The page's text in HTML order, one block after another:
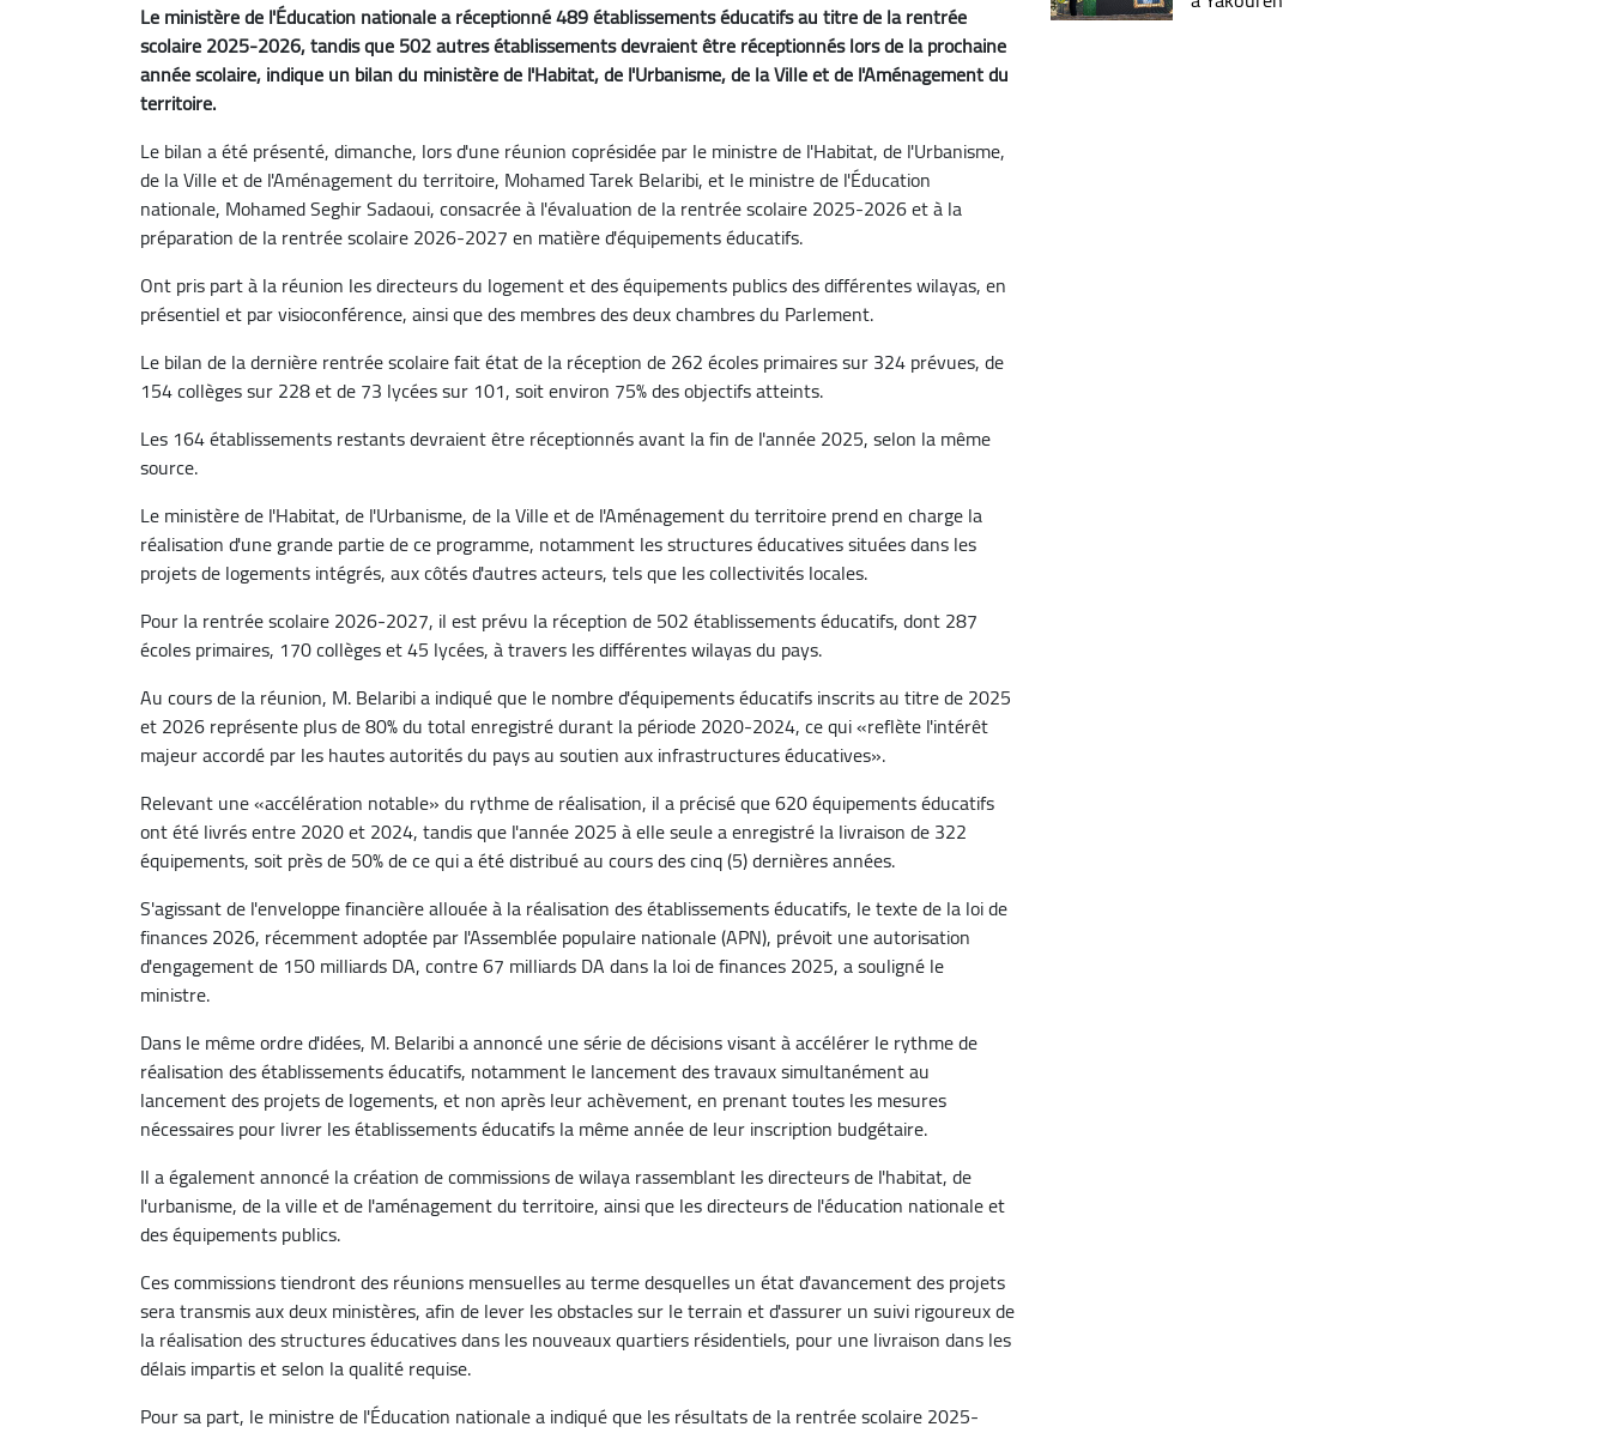
Le ministère de l'Éducation nationale a réceptionné 489 établissements éducatifs au titre de la rentrée
scolaire 2025-2026, tandis que 502 autres établissements devraient être réceptionnés lors de la prochaine
année scolaire, indique un bilan du ministère de l'Habitat, de l'Urbanisme, de la Ville et de l'Aménagement du
territoire.
Le bilan a été présenté, dimanche, lors d'une réunion coprésidée par le ministre de l'Habitat, de l'Urbanisme,
de la Ville et de l'Aménagement du territoire, Mohamed Tarek Belaribi, et le ministre de l'Éducation
nationale, Mohamed Seghir Sadaoui, consacrée à l'évaluation de la rentrée scolaire 2025-2026 et à la
préparation de la rentrée scolaire 2026-2027 en matière d'équipements éducatifs.
Ont pris part à la réunion les directeurs du logement et des équipements publics des différentes wilayas, en
présentiel et par visioconférence, ainsi que des membres des deux chambres du Parlement.
Le bilan de la dernière rentrée scolaire fait état de la réception de 262 écoles primaires sur 324 prévues, de
154 collèges sur 228 et de 73 lycées sur 101, soit environ 75% des objectifs atteints.
Les 164 établissements restants devraient être réceptionnés avant la fin de l'année 2025, selon la même
source.
Le ministère de l'Habitat, de l'Urbanisme, de la Ville et de l'Aménagement du territoire prend en charge la
réalisation d'une grande partie de ce programme, notamment les structures éducatives situées dans les
projets de logements intégrés, aux côtés d'autres acteurs, tels que les collectivités locales.
Pour la rentrée scolaire 2026-2027, il est prévu la réception de 502 établissements éducatifs, dont 287
écoles primaires, 170 collèges et 45 lycées, à travers les différentes wilayas du pays.
Au cours de la réunion, M. Belaribi a indiqué que le nombre d'équipements éducatifs inscrits au titre de 2025
et 2026 représente plus de 80% du total enregistré durant la période 2020-2024, ce qui «reflète l'intérêt
majeur accordé par les hautes autorités du pays au soutien aux infrastructures éducatives».
Relevant une «accélération notable» du rythme de réalisation, il a précisé que 620 équipements éducatifs
ont été livrés entre 2020 et 2024, tandis que l'année 2025 à elle seule a enregistré la livraison de 322
équipements, soit près de 50% de ce qui a été distribué au cours des cinq (5) dernières années.
S'agissant de l'enveloppe financière allouée à la réalisation des établissements éducatifs, le texte de la loi de
finances 2026, récemment adoptée par l'Assemblée populaire nationale (APN), prévoit une autorisation
d'engagement de 150 milliards DA, contre 67 milliards DA dans la loi de finances 2025, a souligné le
ministre.
Dans le même ordre d'idées, M. Belaribi a annoncé une série de décisions visant à accélérer le rythme de
réalisation des établissements éducatifs, notamment le lancement des travaux simultanément au
lancement des projets de logements, et non après leur achèvement, en prenant toutes les mesures
nécessaires pour livrer les établissements éducatifs la même année de leur inscription budgétaire.
Il a également annoncé la création de commissions de wilaya rassemblant les directeurs de l'habitat, de
l'urbanisme, de la ville et de l'aménagement du territoire, ainsi que les directeurs de l'éducation nationale et
des équipements publics.
Ces commissions tiendront des réunions mensuelles au terme desquelles un état d'avancement des projets
sera transmis aux deux ministères, afin de lever les obstacles sur le terrain et d'assurer un suivi rigoureux de
la réalisation des structures éducatives dans les nouveaux quartiers résidentiels, pour une livraison dans les
délais impartis et selon la qualité requise.
Pour sa part, le ministre de l'Éducation nationale a indiqué que les résultats de la rentrée scolaire 2025-